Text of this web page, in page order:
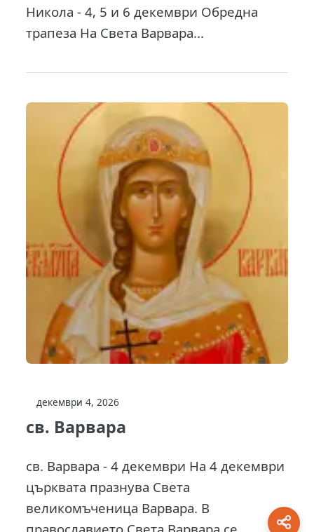
Никола - 4, 5 и 6 декември Обредна
трапеза На Света Варвара...
декември 4, 2026
св. Варвара
св. Варвара - 4 декември На 4 декември
църквата празнува Света
великомъченица Варвара. В